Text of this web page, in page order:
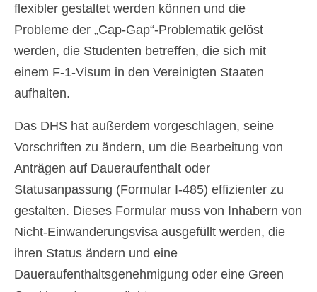
flexibler gestaltet werden können und die
Probleme der „Cap-Gap“-Problematik gelöst
werden, die Studenten betreffen, die sich mit
einem F-1-Visum in den Vereinigten Staaten
aufhalten.
Das DHS hat außerdem vorgeschlagen, seine
Vorschriften zu ändern, um die Bearbeitung von
Anträgen auf Daueraufenthalt oder
Statusanpassung (Formular I-485) effizienter zu
gestalten. Dieses Formular muss von Inhabern von
Nicht-Einwanderungsvisa ausgefüllt werden, die
ihren Status ändern und eine
Daueraufenthaltsgenehmigung oder eine Green